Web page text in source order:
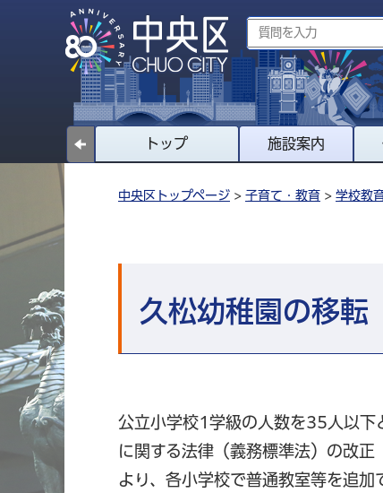
トップ 施設案内
中央区トップページ > 子育て・教育 > 学校教
久松幼稚園の移転
公立小学校1学級の人数を35人以下
に関する法律（義務標準法）の改
より、各小学校で普通教室等を追加